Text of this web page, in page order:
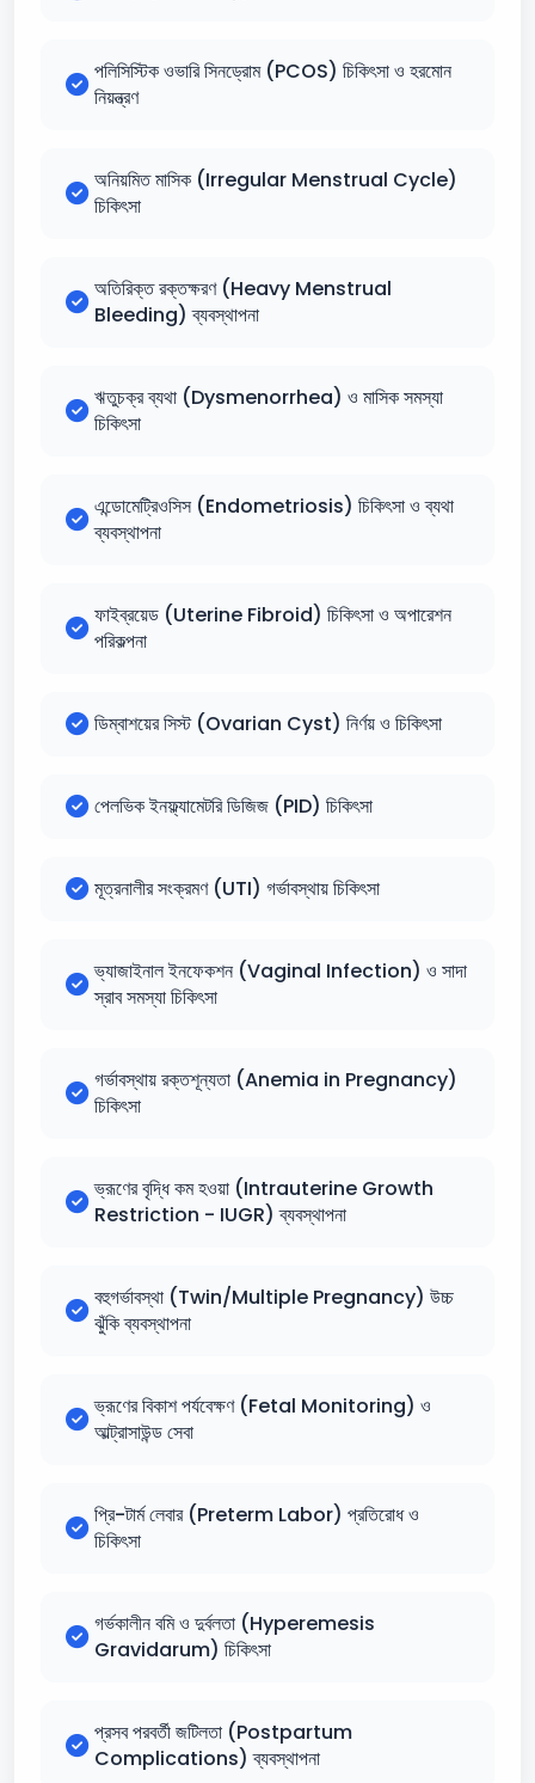
পলিসিস্টিক ওভারি সিনড্রোম (PCOS) চিকিৎসা ও হরমোন
নিয়ন্ত্রণ
অনিয়মিত মাসিক (Irregular Menstrual Cycle)
চিকিৎসা
অতিরিক্ত রক্তক্ষরণ (Heavy Menstrual
Bleeding) ব্যবস্থাপনা
ঋতুচক্র ব্যথা (Dysmenorrhea) ও মাসিক সমস্যা
চিকিৎসা
এন্ডোমেট্রিওসিস (Endometriosis) চিকিৎসা ও ব্যথা
ব্যবস্থাপনা
ফাইব্রয়েড (Uterine Fibroid) চিকিৎসা ও অপারেশন
পরিকল্পনা
ডিম্বাশয়ের সিস্ট (Ovarian Cyst) নির্ণয় ও চিকিৎসা
পেলভিক ইনফ্ল্যামেটরি ডিজিজ (PID) চিকিৎসা
মূত্রনালীর সংক্রমণ (UTI) গর্ভাবস্থায় চিকিৎসা
ভ্যাজাইনাল ইনফেকশন (Vaginal Infection) ও সাদা
স্রাব সমস্যা চিকিৎসা
গর্ভাবস্থায় রক্তশূন্যতা (Anemia in Pregnancy)
চিকিৎসা
ভ্রূণের বৃদ্ধি কম হওয়া (Intrauterine Growth
Restriction - IUGR) ব্যবস্থাপনা
বহুগর্ভাবস্থা (Twin/Multiple Pregnancy) উচ্চ
ঝুঁকি ব্যবস্থাপনা
ভ্রূণের বিকাশ পর্যবেক্ষণ (Fetal Monitoring) ও
আল্ট্রাসাউন্ড সেবা
প্রি-টার্ম লেবার (Preterm Labor) প্রতিরোধ ও
চিকিৎসা
গর্ভকালীন বমি ও দুর্বলতা (Hyperemesis
Gravidarum) চিকিৎসা
প্রসব পরবর্তী জটিলতা (Postpartum
Complications) ব্যবস্থাপনা